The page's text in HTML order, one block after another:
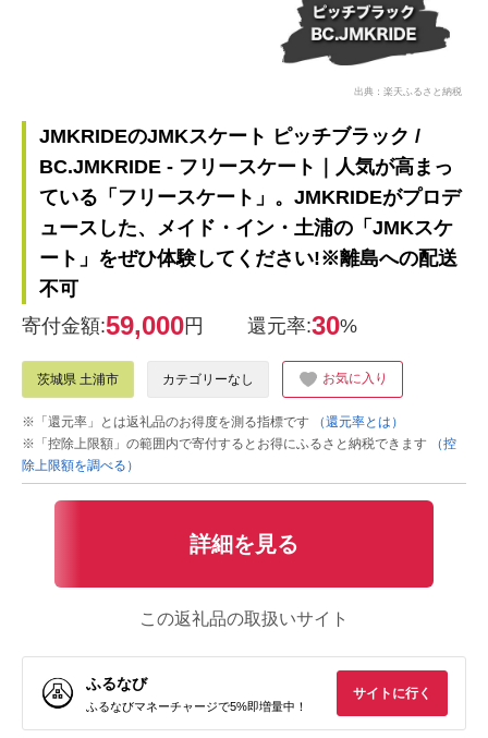
出典：楽天ふるさと納税
JMKRIDEのJMKスケート ピッチブラック /
BC.JMKRIDE - フリースケート｜人気が高まっ
ている「フリースケート」。JMKRIDEがプロデ
ュースした、メイド・イン・土浦の「JMKスケ
ート」をぜひ体験してください!※離島への配送
不可
寄付金額:59,000円 還元率:30%
茨城県 土浦市 カテゴリーなし お気に入り
※「還元率」とは返礼品のお得度を測る指標です
（還元率とは）
※「控除上限額」の範囲内で寄付するとお得にふるさと納税できます
（控
除上限額を調べる）
詳細を見る
この返礼品の取扱いサイト
ふるなび
ふるなびマネーチャージで5%即増量中！
サイトに行く